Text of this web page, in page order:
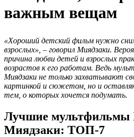
важным вещам
«Хороший детский фильм нужно
взрослых», – говорил Миядзаки.
причина любви детей и взрослых
возрастов к его работам. Ведь
Миядзаки не только захватывают
картинкой и сюжетом, но и
тем, о которых хочется подумать.
Лучшие мультфильмы
Миядзаки: ТОП-7